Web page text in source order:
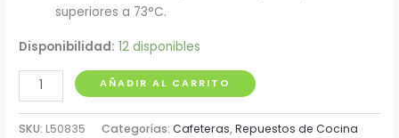
superiores a 73°C.
Disponibilidad: 12 disponibles
Vaso
para
Licuadora
AÑADIR AL CARRITO
SKU: L50835 Categorías:Cafeteras,Repuestos de Cocina